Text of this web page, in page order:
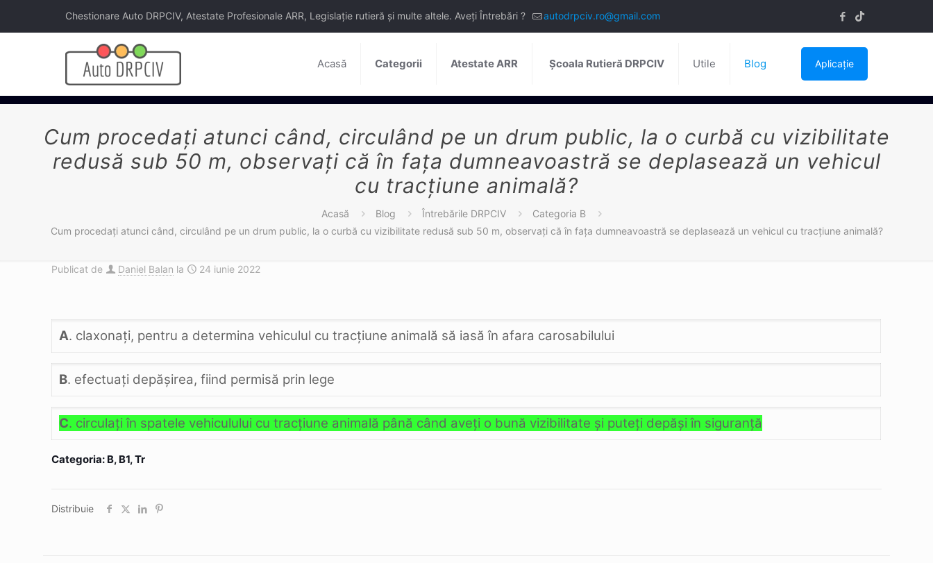
Chestionare Auto DRPCIV, Atestate Profesionale ARR, Legislație rutieră și multe altele. Aveți Întrebări ? autodrpciv.ro@gmail.com
Acasă Categorii Atestate ARR Școala Rutieră DRPCIV Utile Blog Aplicație
Cum procedaţi atunci când, circulând pe un drum public, la o curbă cu vizibilitate
redusă sub 50 m, observaţi că în faţa dumneavoastră se deplasează un vehicul
cu tracţiune animală?
Acasă Blog Întrebările DRPCIV
Categoria B
Cum procedaţi atunci când, circulând pe un drum public, la o curbă cu vizibilitate redusă sub 50 m, observaţi că în faţa dumneavoastră se deplasează un vehicul cu tracţiune animală?
Publicat de Daniel Balan la 24 iunie 2022
A. claxonaţi, pentru a determina vehiculul cu tracţiune animală să iasă în afara carosabilului
B. efectuaţi depăşirea, fiind permisă prin lege
C. circulaţi în spatele vehiculului cu tracţiune animală până când aveţi o bună vizibilitate şi puteţi depăşi în siguranţă
Categoria: B, B1, Tr
Distribuie